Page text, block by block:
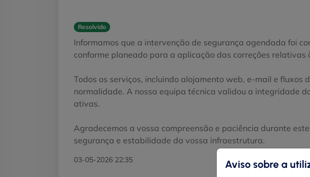
Resolvido
Informamos que a intervenção de segurança agendada foi
conforme planeado para a aplicação das correções
Todos os serviços, incluindo alojamento web, e-mail e
normalidade. A nossa equipa técnica validou a integridade
ativas.
Agradecemos a vossa compreensão e paciência durante
segurança e estabilidade da vossa infraestrutura.
03-05-2026 22:35 Aviso sobre a